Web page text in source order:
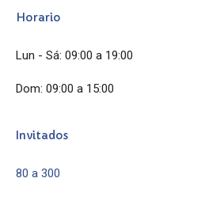
Horario
Lun - Sá: 09:00 a 19:00
Dom: 09:00 a 15:00
Invitados
80 a 300